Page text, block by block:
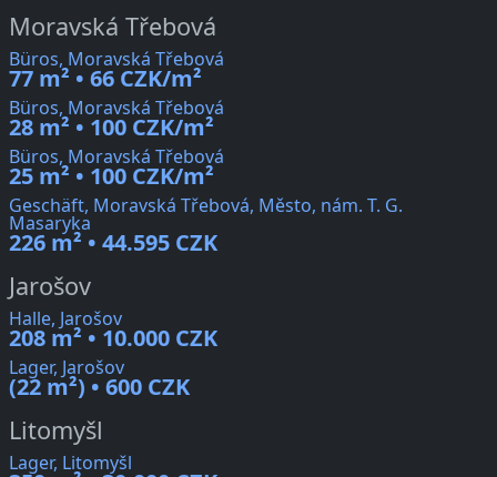
Moravská Třebová
Büros, Moravská Třebová
77 m² • 66 CZK/m²
Büros, Moravská Třebová
28 m² • 100 CZK/m²
Büros, Moravská Třebová
25 m² • 100 CZK/m²
Geschäft, Moravská Třebová, Město, nám. T. G.
Masaryka
226 m² • 44.595 CZK
Jarošov
Halle, Jarošov
208 m² • 10.000 CZK
Lager, Jarošov
(22 m²) • 600 CZK
Litomyšl
Lager, Litomyšl